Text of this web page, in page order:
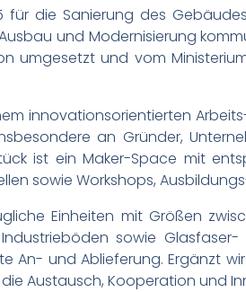
die Sanierung des
und Modernisierung
umgesetzt und vom
innovationsorientierten
an Gründer,
ist ein Maker-Space mit
sowie Workshops,
Einheiten mit Größen
sowie Glasfaser-
An- und Ablieferung. Ergänzt
Austausch, Kooperation und